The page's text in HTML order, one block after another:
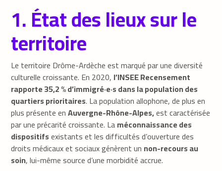
1. État des lieux sur le
territoire
Le territoire Drôme-Ardèche est marqué par une diversité
culturelle croissante. En 2020, l’INSEE Recensement
rapporte 35,2 % d’immigré·e·s dans la population des
quartiers prioritaires. La population allophone, de plus en
plus présente enAuvergne-Rhône-Alpes,est caractérisée
par une précarité croissante. Laméconnaissance des
dispositifsexistants et les difficultés d’ouverture des
droits médicaux et sociaux génèrent un non-recours au
soin, lui-même source d’une morbidité accrue.